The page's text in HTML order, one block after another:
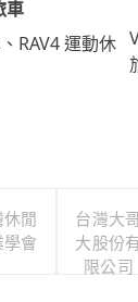
車
RAV4 運動休
休閒
學會
台灣大
大股份
限公司